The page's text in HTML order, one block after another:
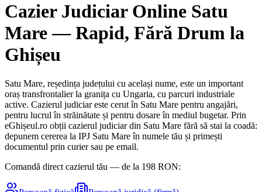
Cazier Judiciar Online Satu
Mare— Rapid, Fără Drum la
Ghișeu
Satu Mare, reședința județului cu același nume, este un important
oraș transfrontalier la granița cu Ungaria, cu parcuri industriale
active. Cazierul judiciar este cerut în Satu Mare pentru angajări,
pentru lucrul în străinătate și pentru dosare în mediul bugetar. Prin
eGhișeul.ro obții cazierul judiciar din Satu Mare fără să stai la coadă:
depunem cererea la IPJ Satu Mareîn numele tău și primești
documentul prin curier sau pe email.
Comandă direct cazierul tău — de la 198 RON: